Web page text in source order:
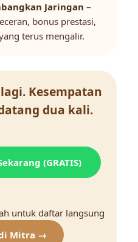
Jaringan –
bonus prestasi,
terus mengalir.
Kesempatan
dua kali.
(GRATIS)
untuk daftar langsung
Mitra →